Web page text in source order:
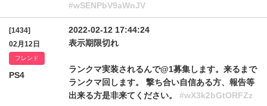
#wSENPbV9aWnJV
[1434]
02月12日
フレンド
PS4
2022-02-12 17:44:24
表示期限切れ
ランクマ実装されるんで@1募集します。来るまで
ランクマ回します。 撃ち合い自信ある方、報告等
出来る方是非来てください。 #wX3k2bGtORFZz